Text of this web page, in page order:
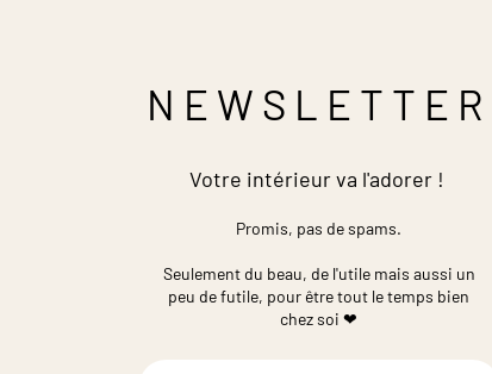
NEWSLETTER
Votre intérieur va l'adorer !
Promis, pas de spams.
Seulement du beau, de l'utile mais aussi un
peu de futile, pour être tout le temps bien
chez soi ❤